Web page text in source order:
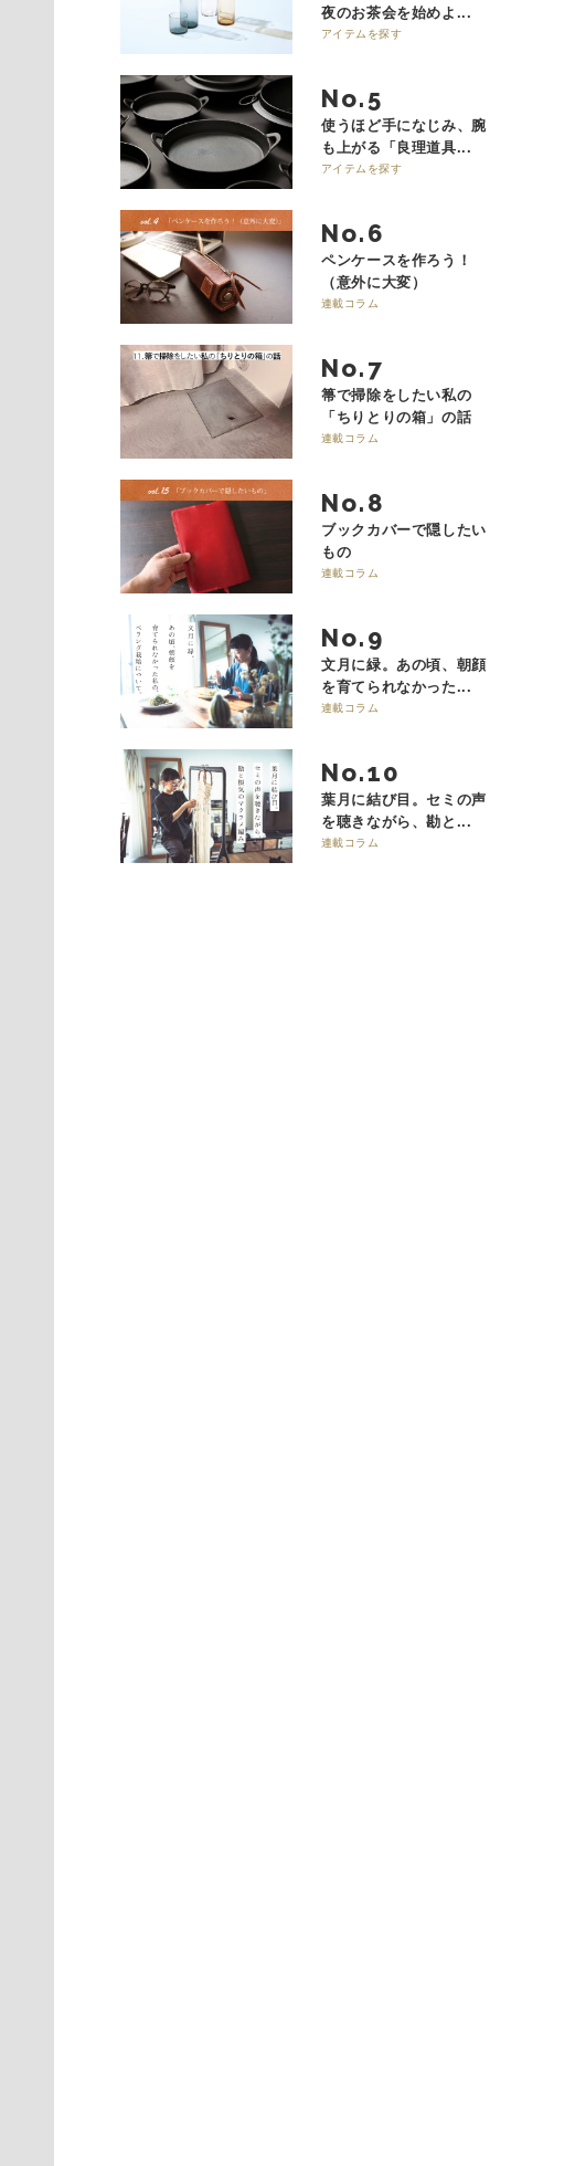
夜のお茶会を始めよ...
アイテムを探す
No.
使うほど手になじみ、腕
も上がる「良理道具...
アイテムを探す
No.
ペンケースを作ろう！
（意外に大変）
連載コラム
No.
箒で掃除をしたい私の
「ちりとりの箱」の話
連載コラム
No.
ブックカバーで隠したい
もの
連載コラム
No.
文月に緑。あの頃、朝顔
を育てられなかった...
連載コラム
No.
葉月に結び目。セミの声
を聴きながら、勘と...
連載コラム